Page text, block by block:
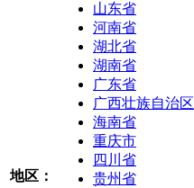
地区：
山东省
河南省
湖北省
湖南省
广东省
广西壮族自治区
海南省
重庆市
四川省
贵州省